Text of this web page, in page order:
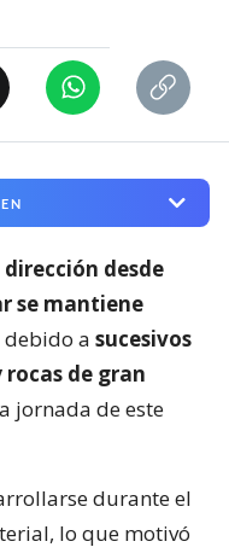
desde
se mantiene
debido a sucesivos
de gran
jornada de este
durante el
lo que motivó